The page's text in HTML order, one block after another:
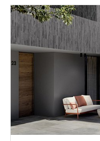
Стилі: Моноколор;
Кольори: